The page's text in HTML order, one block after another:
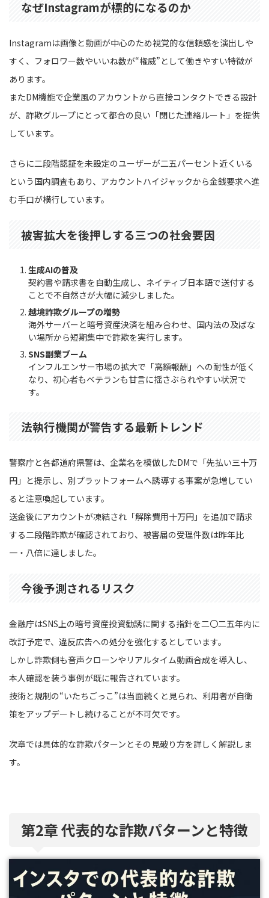
なぜInstagramが標的になるのか
Instagramは画像と動画が中心のため視覚的な信頼感を演出しや
すく、フォロワー数やいいね数が“権威”として働きやすい特徴が
あります。
またDM機能で企業風のアカウントから直接コンタクトできる設計
が、詐欺グループにとって都合の良い「閉じた連絡ルート」を提供
しています。
さらに二段階認証を未設定のユーザーが二五パーセント近くいる
という国内調査もあり、アカウントハイジャックから金銭要求へ進
む手口が横行しています。
被害拡大を後押しする三つの社会要因
生成AIの普及
契約書や請求書を自動生成し、ネイティブ日本語で送付する
ことで不自然さが大幅に減少しました。
越境詐欺グループの増勢
海外サーバーと暗号資産決済を組み合わせ、国内法の及ばな
い場所から短期集中で詐欺を実行します。
SNS副業ブーム
インフルエンサー市場の拡大で「高額報酬」への耐性が低く
なり、初心者もベテランも甘言に揺さぶられやすい状況で
す。
法執行機関が警告する最新トレンド
警察庁と各都道府県警は、企業名を模倣したDMで「先払い三十万
円」と提示し、別プラットフォームへ誘導する事案が急増してい
ると注意喚起しています。
送金後にアカウントが凍結され「解除費用十万円」を追加で請求
する二段階詐欺が確認されており、被害届の受理件数は昨年比
一・八倍に達しました。
今後予測されるリスク
金融庁はSNS上の暗号資産投資勧誘に関する指針を二〇二五年内に
改訂予定で、違反広告への処分を強化するとしています。
しかし詐欺側も音声クローンやリアルタイム動画合成を導入し、
本人確認を装う事例が既に報告されています。
技術と規制の“いたちごっこ”は当面続くと見られ、利用者が自衛
策をアップデートし続けることが不可欠です。
次章では具体的な詐欺パターンとその見破り方を詳しく解説しま
す。
第2章 代表的な詐欺パターンと特徴